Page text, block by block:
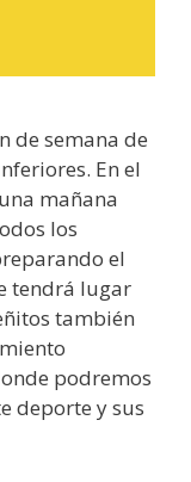
de semana de
En el
mañana
los
el
tendrá lugar
también
podremos
deporte y sus